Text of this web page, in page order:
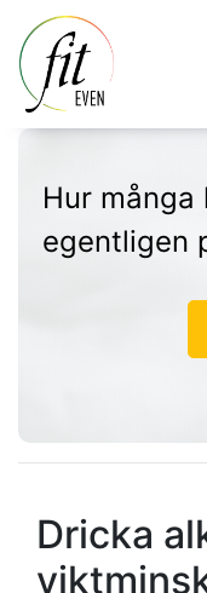
Hur många
egentligen
Dricka